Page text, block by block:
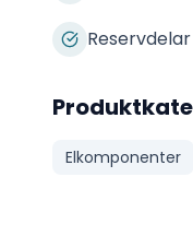
Elkomponenter